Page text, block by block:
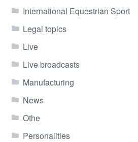
International Equestrian Sport
Legal topics
Live
Live broadcasts
Manufacturing
News
Othe
Personalities